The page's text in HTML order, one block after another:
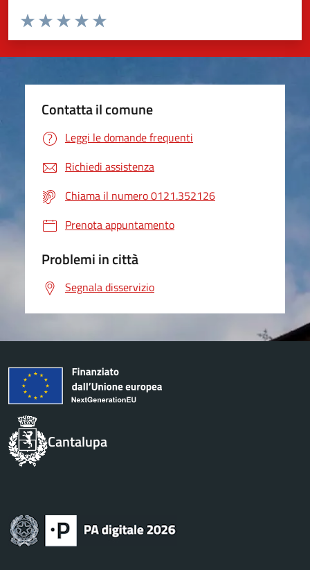
Valuta da 1 a 5 stelle la pagina
Valuta 5 stelle su 5
Valuta 4 stelle su 5
Valuta 3 stelle su 5
Valuta 2 stelle su 5
Valuta 1 stelle su 5
Contatta il comune
Leggi le domande frequenti
Richiedi assistenza
Chiama il numero 0121.352126
Prenota appuntamento
Problemi in città
Segnala disservizio
Cantalupa